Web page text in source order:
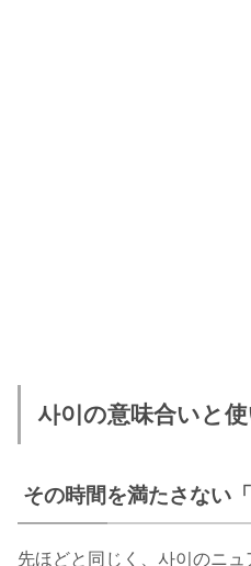
사이の意味合いと
その時間を満たさない「
先ほどと同じく、사이のニ